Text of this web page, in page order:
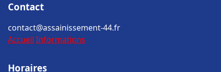
Contact
contact@assainissement-44.fr
Accueil Informations
Horaires